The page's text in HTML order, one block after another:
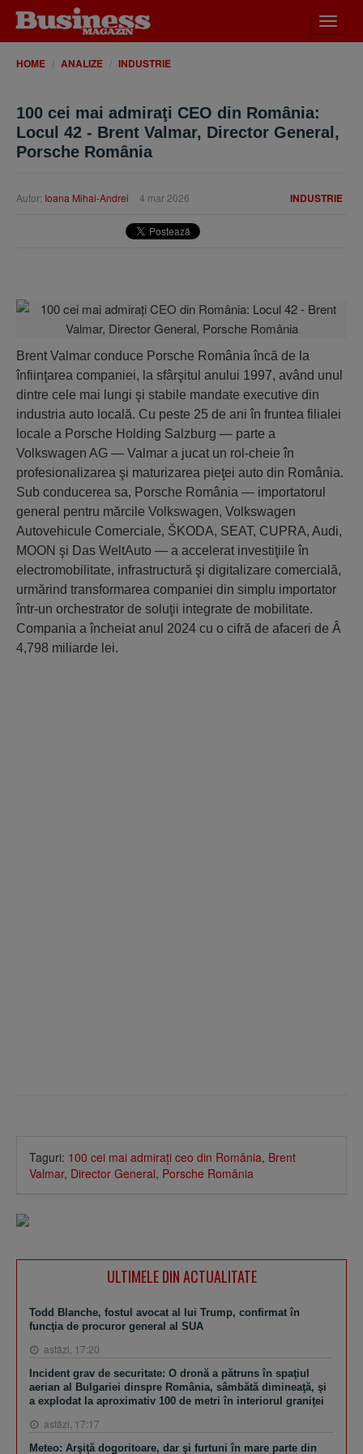
meniu
HOME ANALIZE INDUSTRIE
100 cei mai admiraţi CEO din România:
Locul 42 - Brent Valmar, Director General,
Porsche România
INDUSTRIE
Autor: Ioana Mihai-Andrei 4 mar 2026
Brent Valmar conduce Porsche România încă de la
înfiinţarea companiei, la sfârşitul anului 1997, având unul
dintre cele mai lungi şi stabile mandate executive din
industria auto locală. Cu peste 25 de ani în fruntea filialei
locale a Porsche Holding Salzburg — parte a
Volkswagen AG — Valmar a jucat un rol-cheie în
profesionalizarea şi maturizarea pieţei auto din România.
Sub conducerea sa, Porsche România — importatorul
general pentru mărcile Volkswagen, Volkswagen
Autovehicule Comerciale, ŠKODA, SEAT, CUPRA, Audi,
MOON şi Das WeltAuto — a accelerat investiţiile în
electromobilitate, infrastructură şi digitalizare comercială,
urmărind transformarea companiei din simplu importator
într-un orchestrator de soluţii integrate de mobilitate.
Compania a încheiat anul 2024 cu o cifră de afaceri de Â
4,798 miliarde lei.
Taguri: 100 cei mai admiraţi ceo din România, Brent
Valmar, Director General, Porsche România
ULTIMELE DIN ACTUALITATE
Todd Blanche, fostul avocat al lui Trump, confirmat în
funcţia de procuror general al SUA
astăzi, 17:20
Incident grav de securitate: O dronă a pătruns în spaţiul
aerian al Bulgariei dinspre România, sâmbătă dimineaţă, şi
a explodat la aproximativ 100 de metri în interiorul graniţei
astăzi, 17:17
Meteo: Arşiţă dogoritoare, dar şi furtuni în mare parte din